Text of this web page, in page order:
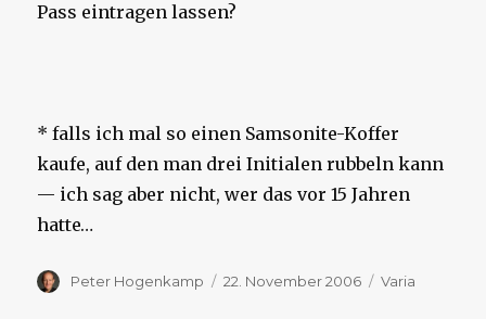
Pass eintragen lassen?
* falls ich mal so einen Samsonite-Koffer
kaufe, auf den man drei Initialen rubbeln kann
— ich sag aber nicht, wer das vor 15 Jahren
hatte…
Autor
Peter Hogenkamp
Veröffentlicht
22. November 2006 Kategorien
Varia